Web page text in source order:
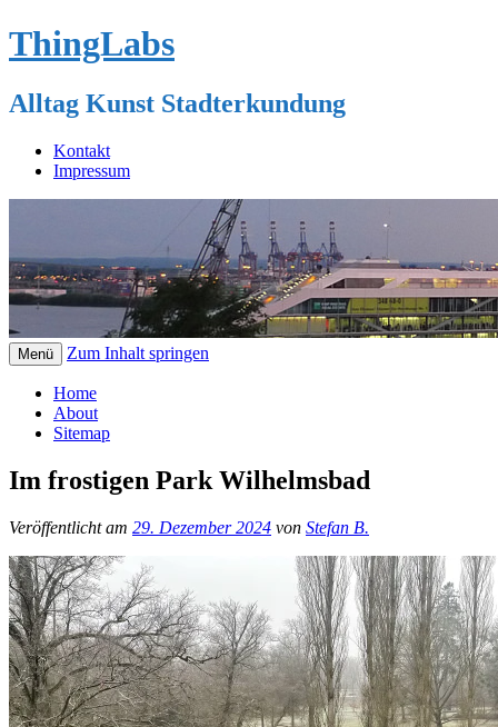
ThingLabs
Alltag Kunst Stadterkundung
Kontakt
Impressum
Menü Zum Inhalt springen
Home
About
Sitemap
Im frostigen Park Wilhelmsbad
Veröffentlicht am 29. Dezember 2024 von Stefan B.